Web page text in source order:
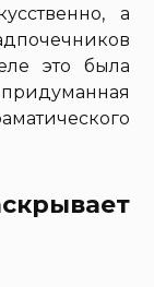
а
это была
придуманная